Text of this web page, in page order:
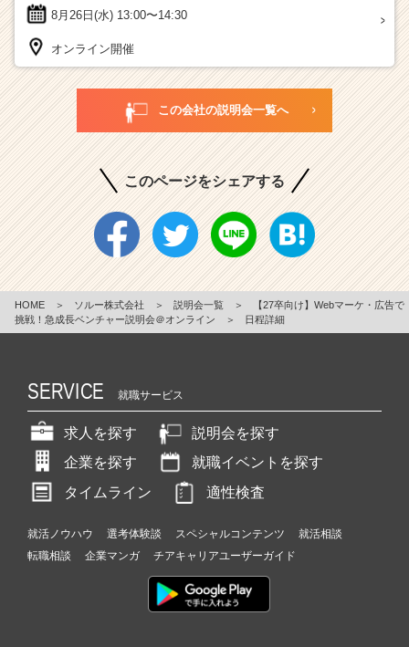
8月26日(水) 13:00〜14:30
オンライン開催
この会社の説明会一覧へ
このページをシェアする
HOME ＞ ソルー株式会社 ＞ 説明会一覧 ＞
【27卒向け】Webマーケ・広告で
挑戦！急成長ベンチャー説明会＠オンライン
＞ 日程詳細
SERVICE 就職サービス
求人を探す
説明会を探す
企業を探す
就職イベントを探す
タイムライン
適性検査
就活ノウハウ 選考体験談 スペシャルコンテンツ
就活相談
転職相談
企業マンガ チアキャリアユーザーガイド